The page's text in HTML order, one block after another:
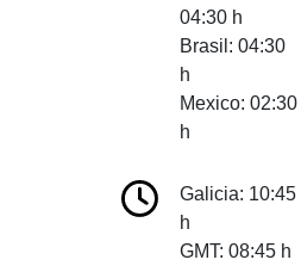
04:30 h
Brasil: 04:30
h
Mexico: 02:30
h
Galicia: 10:45
h
GMT: 08:45 h